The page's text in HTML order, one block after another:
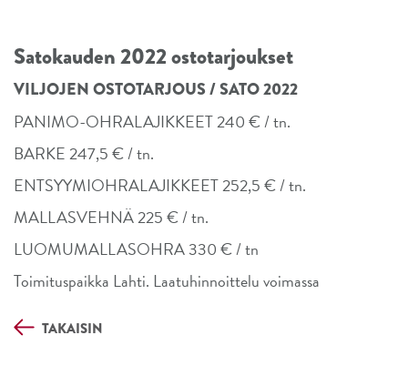
Satokauden 2022 ostotarjoukset
VILJOJEN OSTOTARJOUS / SATO 2022
PANIMO-OHRALAJIKKEET 240 € / tn.
BARKE 247,5 € / tn.
ENTSYYMIOHRALAJIKKEET 252,5 € / tn.
MALLASVEHNÄ 225 € / tn.
LUOMUMALLASOHRA 330 € / tn
Toimituspaikka Lahti. Laatuhinnoittelu voimassa
TAKAISIN